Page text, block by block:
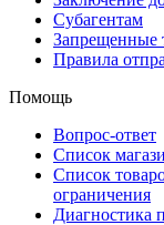
Субагентам
Запрещенные
Правила
Помощь
Вопрос-ответ
Список
Список
ограничения
Диагностика